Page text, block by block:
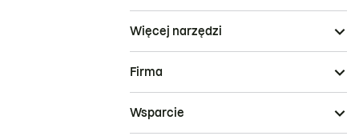
Więcej narzędzi
Firma
Wsparcie